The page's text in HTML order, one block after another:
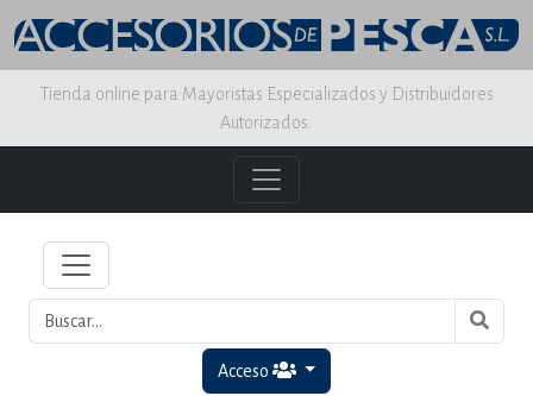
Tienda online para Mayoristas Especializados y Distribuidores
Autorizados.
Acceso